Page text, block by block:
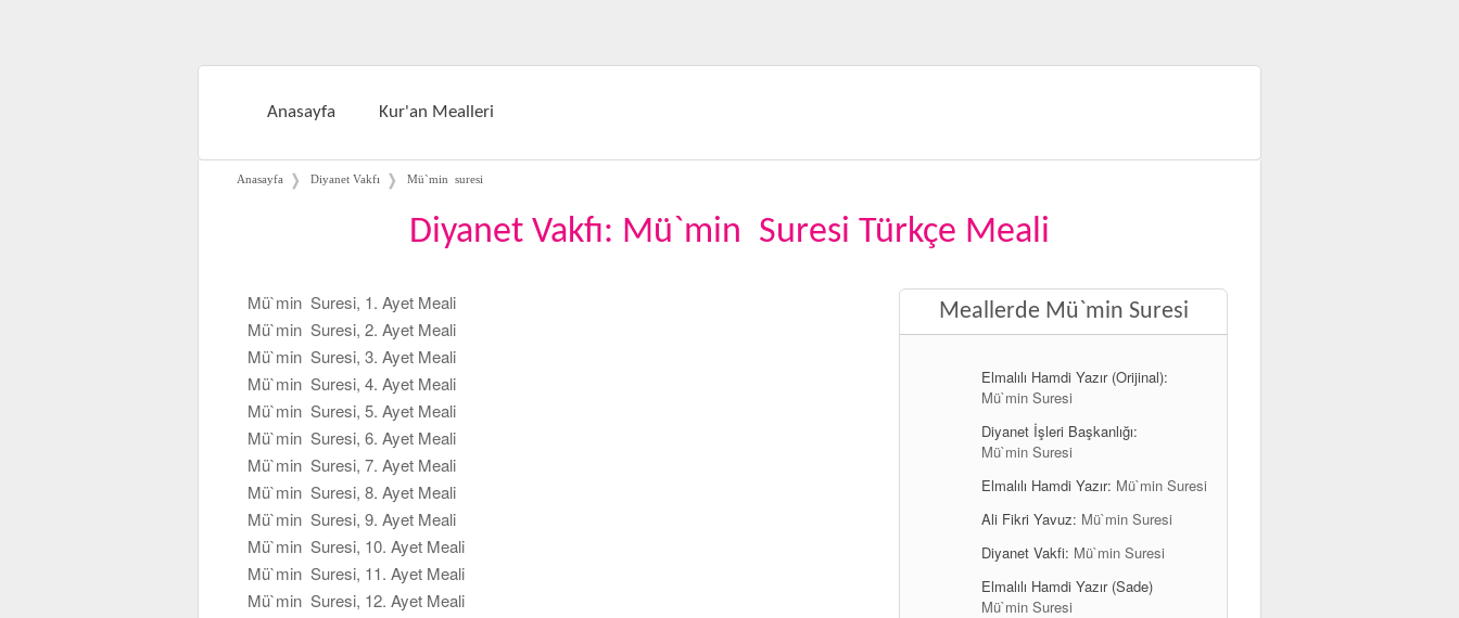
Anasayfa Kur'an Mealleri
Anasayfa ❭ Diyanet Vakfı ❭ Mü`min suresi
Diyanet Vakfı: Mü`min Suresi Türkçe Meali
Mü`min Suresi, 1. Ayet Meali
Mü`min Suresi, 2. Ayet Meali
Mü`min Suresi, 3. Ayet Meali
Mü`min Suresi, 4. Ayet Meali
Mü`min Suresi, 5. Ayet Meali
Mü`min Suresi, 6. Ayet Meali
Mü`min Suresi, 7. Ayet Meali
Mü`min Suresi, 8. Ayet Meali
Mü`min Suresi, 9. Ayet Meali
Mü`min Suresi, 10. Ayet Meali
Mü`min Suresi, 11. Ayet Meali
Mü`min Suresi, 12. Ayet Meali
Meallerde Mü`min Suresi
Elmalılı Hamdi Yazır (Orijinal):
Mü`min Suresi
Diyanet İşleri Başkanlığı:
Mü`min Suresi
Elmalılı Hamdi Yazır: Mü`min Suresi
Ali Fikri Yavuz: Mü`min Suresi
Diyanet Vakfi: Mü`min Suresi
Elmalılı Hamdi Yazır (Sade)
Mü`min Suresi